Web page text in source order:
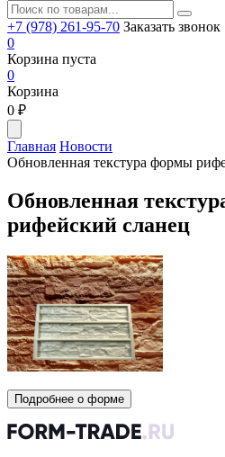
+7 (978) 261-95-70 Заказать звонок
0
Корзина пуста
0
Корзина
0 ₽
Главная Новости
Обновленная текстура формы
Обновленная
рифейский сланец
Подробнее о форме